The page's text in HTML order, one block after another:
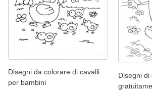
Disegni da colorare di cavalli
per bambini
Disegni di